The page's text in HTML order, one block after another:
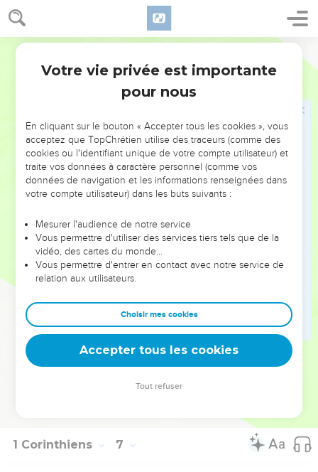
1 Corinthiens 6
ne serai point assujetti sous la puissance d'aucune chose.
13 Les viandes sont pour l'estomac, et l'estomac est pour les
viandes : mais Dieu détruira l'un et l'autre. Or le corps n'est
Seigneur pour le corps.
Et Dieu qui a ressuscité le Seigneur, nous ressuscitera
Ne savez-vous pas que vos corps sont les membres de
Christ ? Oterai-je donc les membres de Christ, pour en faire
les membres d'une prostituée ? à Dieu ne plaise !
Ne savez-vous pas que celui qui s'unit avec une
il dit, seront une même chair.
Mais celui qui est uni au Seigneur, est un même esprit
[avec lui].
18
commette, il est hors du corps ; mais le fornicateur pèche
contre son propre corps.
Ne savez-vous pas que votre corps est le Temple du Saint-
Esprit, qui est en vous, et que vous avez de Dieu ? Et vous
1 Corinthiens 7
Votre vie privée est importante
pour nous
En cliquant sur le bouton « Accepter tous les cookies », vous
acceptez que TopChrétien utilise des traceurs (comme des
cookies ou l'identifiant unique de votre compte utilisateur) et
traite vos données à caractère personnel (comme vos
données de navigation et les informations renseignées dans
votre compte utilisateur) dans les buts suivants :
Mesurer l'audience de notre service
Vous permettre d'utiliser des services tiers tels que de la
vidéo, des cartes du monde…
Vous permettre d'entrer en contact avec notre service de
relation aux utilisateurs.
Choisir mes cookies
Accepter tous les cookies
Tout refuser